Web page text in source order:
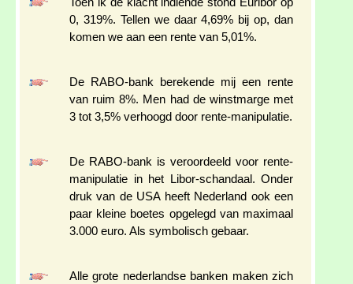
Toen ik de klacht indiende stond Euribor op
0, 319%. Tellen we daar 4,69% bij op, dan
komen we aan een rente van 5,01%.
De RABO-bank berekende mij een rente
van ruim 8%. Men had de winstmarge met
3 tot 3,5% verhoogd door rente-manipulatie.
De RABO-bank is veroordeeld voor rente-
manipulatie in het Libor-schandaal. Onder
druk van de USA heeft Nederland ook een
paar kleine boetes opgelegd van maximaal
3.000 euro. Als symbolisch gebaar.
Alle grote nederlandse banken maken zich